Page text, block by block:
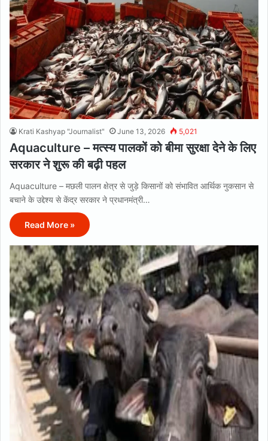
Krati Kashyap "Journalist" June 13, 2026 5,021
Aquaculture – मत्स्य पालकों को बीमा सुरक्षा देने के लिए
सरकार ने शुरू की बढ़ी पहल
Aquaculture – मछली पालन क्षेत्र से जुड़े किसानों को संभावित आर्थिक नुकसान से
बचाने के उद्देश्य से केंद्र सरकार ने प्रधानमंत्री…
Read More »